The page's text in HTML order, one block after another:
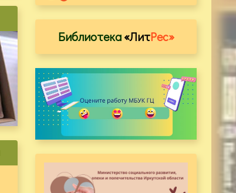
Библиотека«ЛитРес»